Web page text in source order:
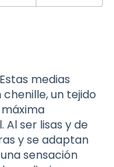
medias
un tejido
ser lisas y de
y se adaptan
sensación